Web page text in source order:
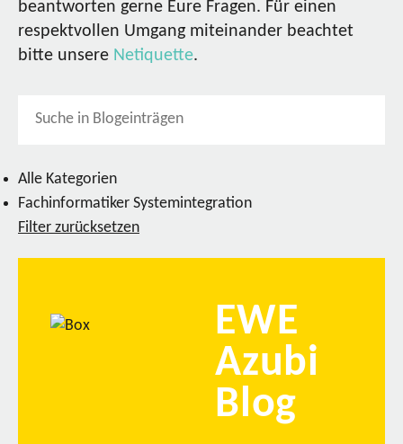
beantworten gerne Eure Fragen. Für einen
respektvollen Umgang miteinander beachtet
bitte unsere Netiquette.
Alle Kategorien
Fachinformatiker Systemintegration
Filter zurücksetzen
EWE
Azubi
Blog